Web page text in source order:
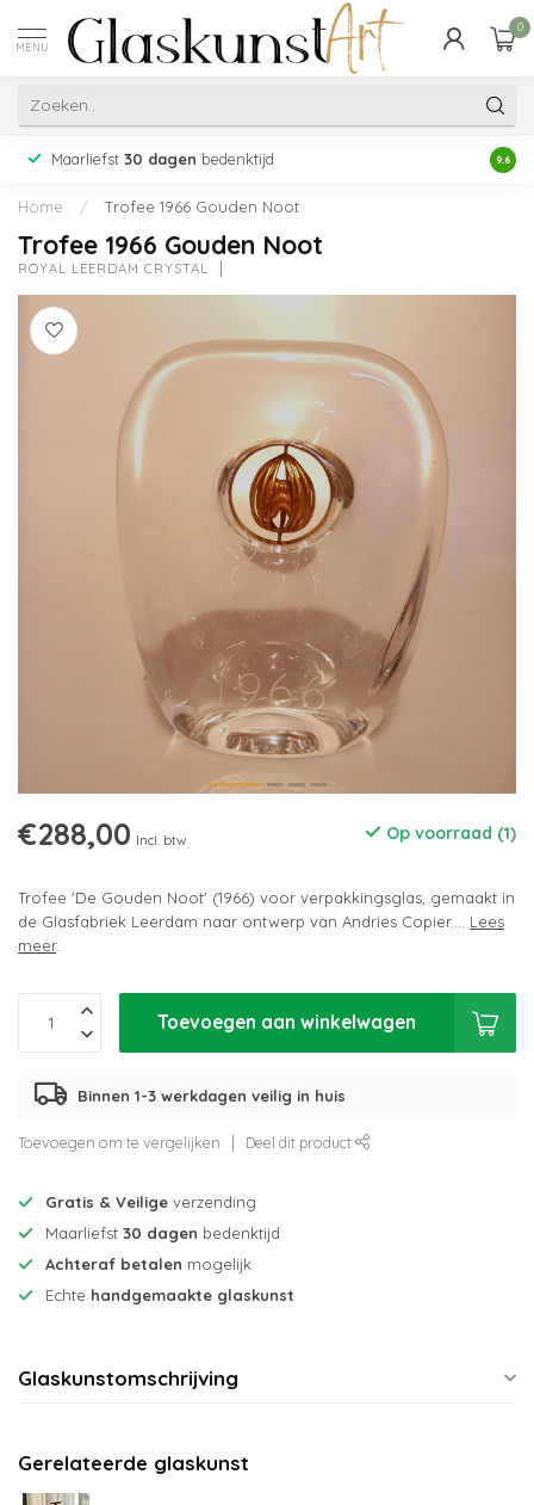
MENU
0
Maarliefst 30 dagen bedenktijd 9.6
Home / Trofee 1966 Gouden Noot
Trofee 1966 Gouden Noot
ROYAL LEERDAM CRYSTAL
€288,00 Incl. btw Op voorraad (1)
Trofee 'De Gouden Noot' (1966) voor verpakkingsglas, gemaakt in
de Glasfabriek Leerdam naar ontwerp van Andries Copier.... Lees
meer.
Toevoegen aan winkelwagen
Binnen 1-3 werkdagen veilig in huis
Toevoegen om te vergelijken Deel dit product
Gratis & Veilige verzending
Maarliefst 30 dagen bedenktijd
Achteraf betalen mogelijk
Echte handgemaakte glaskunst
Glaskunstomschrijving
Gerelateerde glaskunst